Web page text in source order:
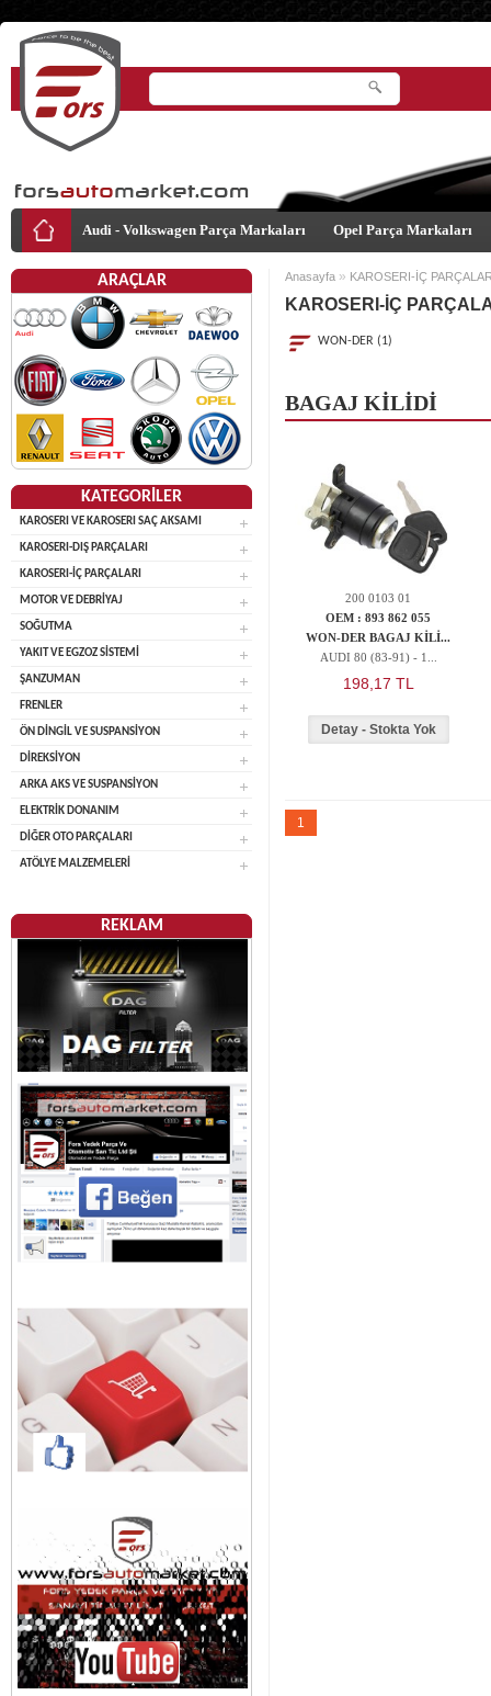
Audi - Volkswagen Parça Markaları Opel Parça Markaları
ARAÇLAR
KATEGORİLER
KAROSERI VE KAROSERI SAÇ AKSAMI
KAROSERI-DIŞ PARÇALARI
KAROSERI-İÇ PARÇALARI
MOTOR VE DEBRİYAJ
SOĞUTMA
YAKIT VE EGZOZ SİSTEMİ
ŞANZUMAN
FRENLER
ÖN DİNGİL VE SUSPANSİYON
DİREKSİYON
ARKA AKS VE SUSPANSİYON
ELEKTRİK DONANIM
DİĞER OTO PARÇALARI
ATÖLYE MALZEMELERİ
REKLAM
Anasayfa » KAROSERI-İÇ
KAROSERI-İÇ
WON-DER (1)
BAGAJ KİLİDİ
200 0103 01
OEM : 893 862 055
WON-DER BAGAJ KİLİ...
AUDI 80 (83-91) - 1...
198,17 TL
Detay - Stokta Yok
1